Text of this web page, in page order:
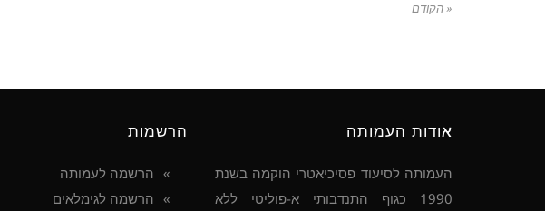
« הקודם
אודות העמותה
העמותה לסיעוד פסיכיאטרי הוקמה בשנת
1990 כגוף התנדבותי א-פוליטי ללא
הרשמות
הרשמה לעמותה
הרשמה לגימלאים